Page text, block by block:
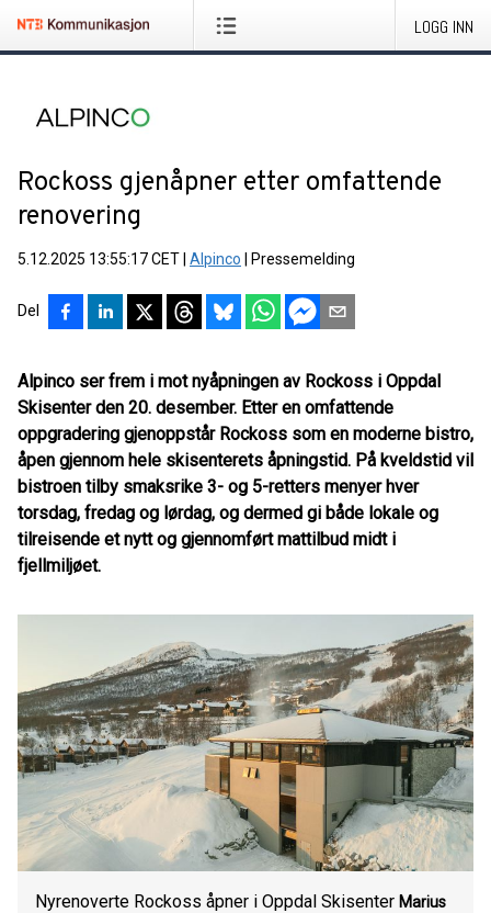
LOGG INN
Rockoss gjenåpner etter omfattende
renovering
5.12.2025 13:55:17 CET Alpinco Pressemelding
Del
Alpinco ser frem i mot nyåpningen av Rockoss i Oppdal
Skisenter den 20. desember. Etter en omfattende
oppgradering gjenoppstår Rockoss som en moderne bistro,
åpen gjennom hele skisenterets åpningstid. På kveldstid vil
bistroen tilby smaksrike 3- og 5-retters menyer hver
torsdag, fredag og lørdag, og dermed gi både lokale og
tilreisende et nytt og gjennomført mattilbud midt i
fjellmiljøet.
Nyrenoverte Rockoss åpner i Oppdal Skisenter Marius